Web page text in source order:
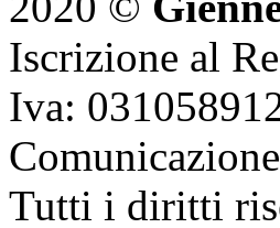
Iscrizione al
Iva:
Tutti i diritti